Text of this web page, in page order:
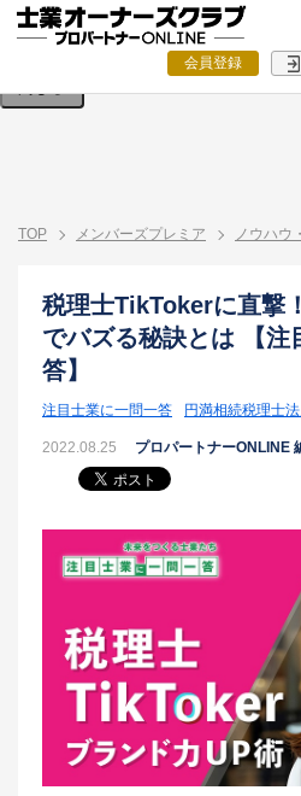
会員登録
検索条件を入力してください。
TOP メンバーズプレミア ノウハウ
税理士TikTokerに直撃
でバズる秘訣とは 【注
答】
注目士業に一問一答 円満相続税理士法
2022.08.25 プロパートナーONLINE